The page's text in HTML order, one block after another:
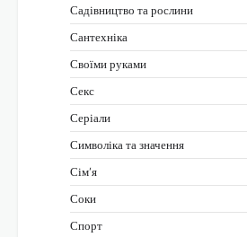
Садівництво та рослини
Сантехніка
Своїми руками
Секс
Серіали
Символіка та значення
Сім’я
Соки
Спорт